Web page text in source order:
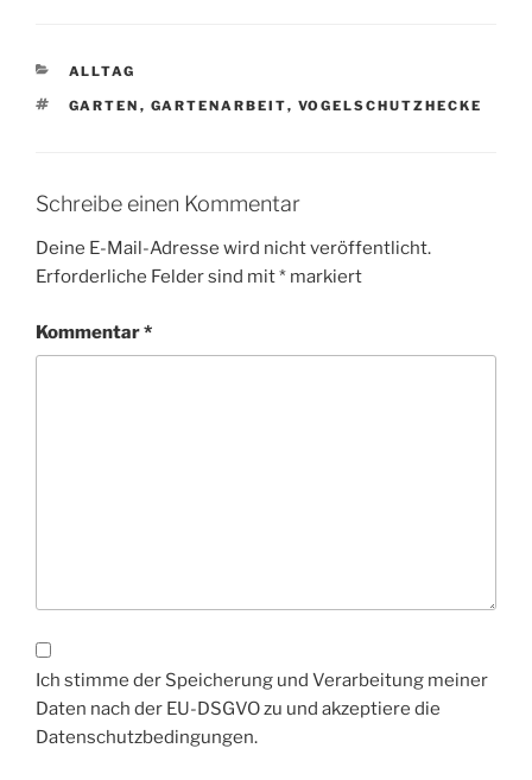
KATEGORIEN
ALLTAG
SCHLAGWÖRTER
GARTEN , GARTENARBEIT, VOGELSCHUTZHECKE
Schreibe einen Kommentar
Deine E-Mail-Adresse wird nicht veröffentlicht.
Erforderliche Felder sind mit* markiert
Kommentar*
Ich stimme der Speicherung und Verarbeitung meiner
Daten nach der EU-DSGVO zu und akzeptiere die
Datenschutzbedingungen.